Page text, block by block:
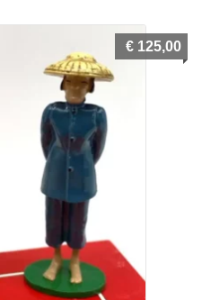
€ 125,00